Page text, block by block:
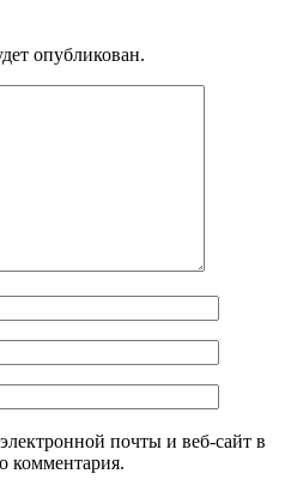
опубликован.
почты и веб-сайт в
комментария.